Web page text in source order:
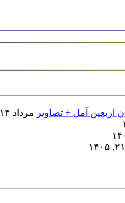
اربعین آمل + تصاویر مرداد ۱۴, ۱۴۰۵